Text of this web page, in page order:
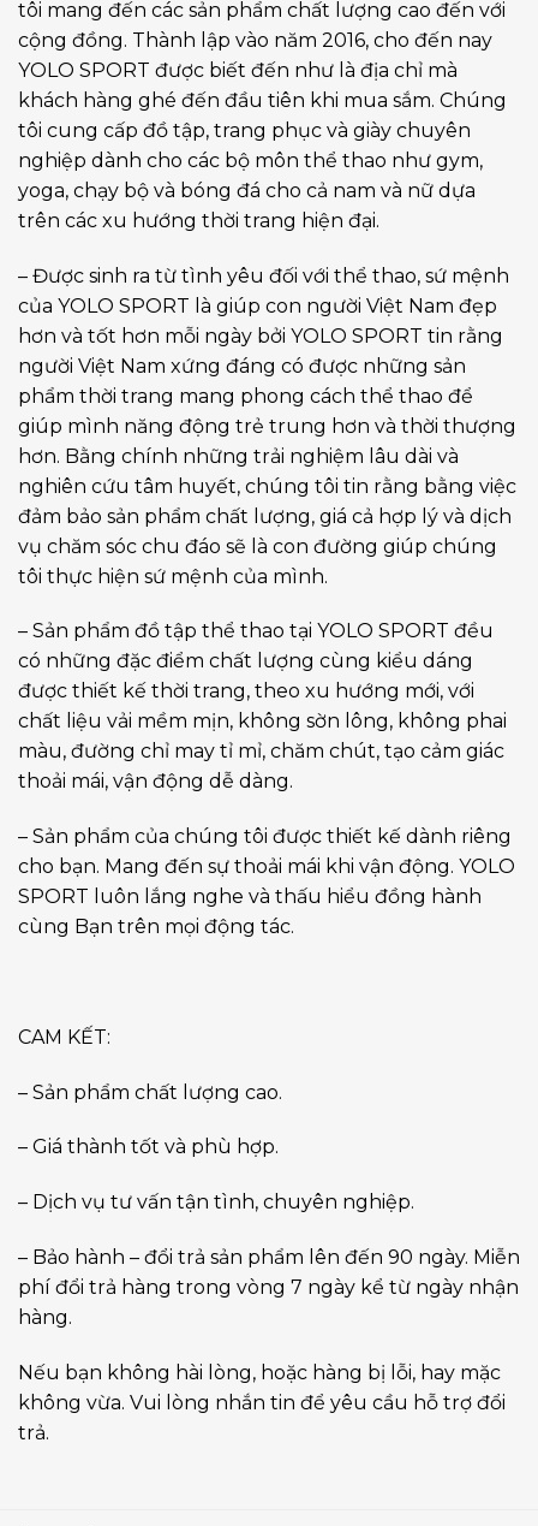
tôi mang đến các sản phẩm chất lượng cao đến với
cộng đồng. Thành lập vào năm 2016, cho đến nay
YOLO SPORT được biết đến như là địa chỉ mà
khách hàng ghé đến đầu tiên khi mua sắm. Chúng
tôi cung cấp đồ tập, trang phục và giày chuyên
nghiệp dành cho các bộ môn thể thao như gym,
yoga, chạy bộ và bóng đá cho cả nam và nữ dựa
trên các xu hướng thời trang hiện đại.
– Được sinh ra từ tình yêu đối với thể thao, sứ mệnh
của YOLO SPORT là giúp con người Việt Nam đẹp
hơn và tốt hơn mỗi ngày bởi YOLO SPORT tin rằng
người Việt Nam xứng đáng có được những sản
phẩm thời trang mang phong cách thể thao để
giúp mình năng động trẻ trung hơn và thời thượng
hơn. Bằng chính những trải nghiệm lâu dài và
nghiên cứu tâm huyết, chúng tôi tin rằng bằng việc
đảm bảo sản phẩm chất lượng, giá cả hợp lý và dịch
vụ chăm sóc chu đáo sẽ là con đường giúp chúng
tôi thực hiện sứ mệnh của mình.
– Sản phẩm đồ tập thể thao tại YOLO SPORT đều
có những đặc điểm chất lượng cùng kiểu dáng
được thiết kế thời trang, theo xu hướng mới, với
chất liệu vải mềm mịn, không sờn lông, không phai
màu, đường chỉ may tỉ mỉ, chăm chút, tạo cảm giác
thoải mái, vận động dễ dàng.
– Sản phẩm của chúng tôi được thiết kế dành riêng
cho bạn. Mang đến sự thoải mái khi vận động. YOLO
SPORT luôn lắng nghe và thấu hiểu đồng hành
cùng Bạn trên mọi động tác.
CAM KẾT:
– Sản phẩm chất lượng cao.
– Giá thành tốt và phù hợp.
– Dịch vụ tư vấn tận tình, chuyên nghiệp.
– Bảo hành – đổi trả sản phẩm lên đến 90 ngày. Miễn
phí đổi trả hàng trong vòng 7 ngày kể từ ngày nhận
hàng.
Nếu bạn không hài lòng, hoặc hàng bị lỗi, hay mặc
không vừa. Vui lòng nhắn tin để yêu cầu hỗ trợ đổi
trả.